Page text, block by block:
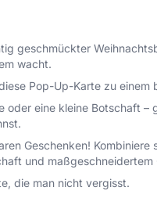
geschmückter
wacht.
Pop-Up-Karte zu
eine kleine Botschaft
Geschenken!
und
die man nicht vergisst.